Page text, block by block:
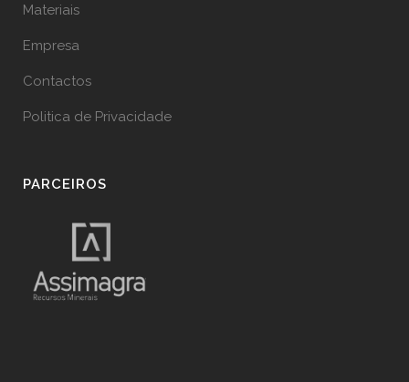
Materiais
Empresa
Contactos
Politica de Privacidade
PARCEIROS